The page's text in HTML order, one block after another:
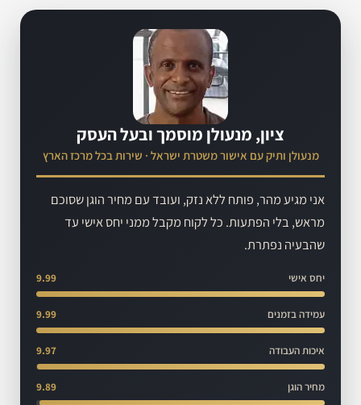
ציון, מנעולן מוסמך ובעל העסק
מנעולן ותיק עם אישור משטרת ישראל · שירות בכל מרכז הארץ
אני מגיע מהר, פותח ללא נזק, ועובד עם מחיר הוגן שסוכם
מראש, בלי הפתעות. כל לקוח מקבל ממני יחס אישי עד
שהבעיה נפתרת.
יחס אישי 9.99
עמידה בזמנים 9.99
איכות העבודה 9.97
מחיר הוגן 9.89